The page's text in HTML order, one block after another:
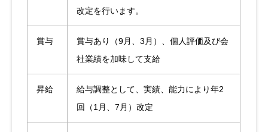
改定を行います。
賞与
賞与あり（9月、3月）、個人評価及び会
社業績を加味して支給
昇給
給与調整として、実績、能力により年2
回（1月、7月）改定